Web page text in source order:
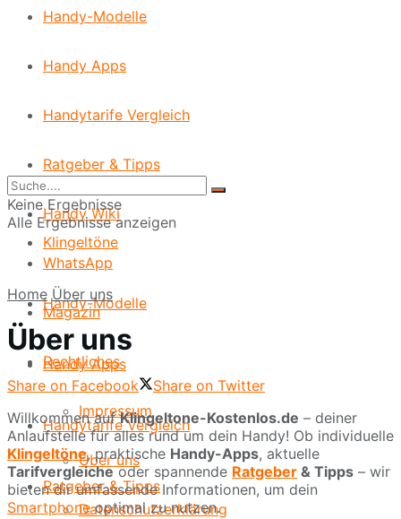
Handy-Modelle
Handy Apps
Handytarife Vergleich
Ratgeber & Tipps
Handy Wiki
WhatsApp
Magazin
Rechtliches
Impressum
Über uns
Datenschutzerklärung
Start
Klingeltöne
Handy-Modelle
Handy Apps
Handytarife Vergleich
Ratgeber & Tipps
Keine Ergebnisse
Alle Ergebnisse anzeigen
Home Über uns
Über uns
Share on Facebook
Share on Twitter
Willkommen aufKlingeltone-Kostenlos.de – deiner
Anlaufstelle für alles rund um dein Handy! Ob individuelle
Klingeltöne, praktische Handy-Apps, aktuelle
Tarifvergleicheoder spannende Ratgeber & Tipps – wir
bieten dir umfassende Informationen, um dein
Smartphoneoptimal zu nutzen.